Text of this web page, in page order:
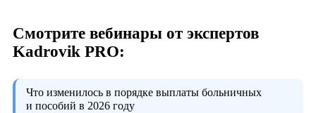
Смотрите вебинары от экспертов
Kadrovik PRO:
Что изменилось в порядке выплаты больничных
и пособий в 2026 году